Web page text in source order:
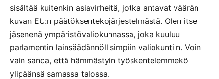
sisältää kuitenkin asiavirheitä, jotka antavat väärän
kuvan EU:n päätöksentekojärjestelmästä. Olen itse
jäsenenä ympäristövaliokunnassa, joka kuuluu
parlamentin lainsäädännöllisimpiin valiokuntiin. Voin
vain sanoa, että hämmästyin työskentelemmekö
ylipäänsä samassa talossa.